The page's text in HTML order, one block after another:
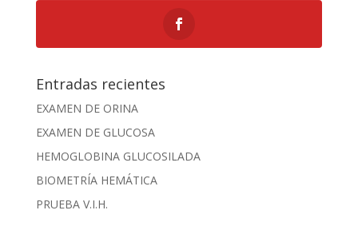
Entradas recientes
EXAMEN DE ORINA
EXAMEN DE GLUCOSA
HEMOGLOBINA GLUCOSILADA
BIOMETRÍA HEMÁTICA
PRUEBA V.I.H.